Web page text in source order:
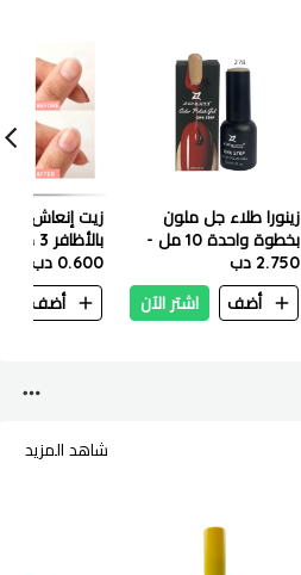
زينورا طلاء جل ملون
بخطوة واحدة 10 مل -
278
2.750 دب
أضف
اشتر الآن
زيت إنعاش
اللافندر
0.600 دب
أضف
شاهد المزيد